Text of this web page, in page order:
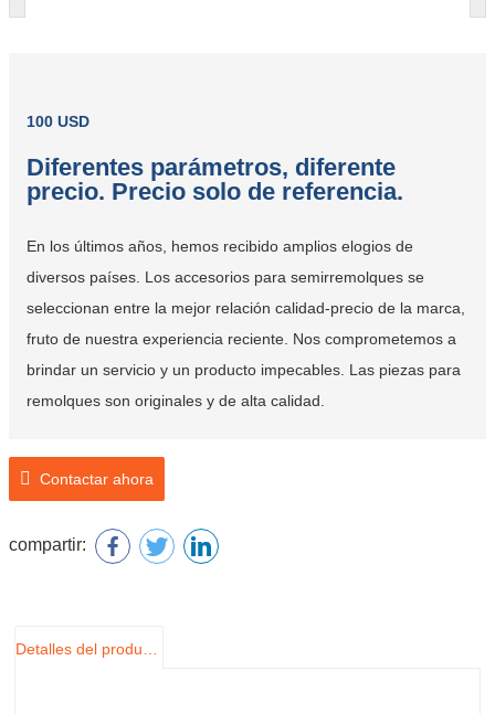
100 USD
Diferentes parámetros, diferente
precio. Precio solo de referencia.
En los últimos años, hemos recibido amplios elogios de
diversos países. Los accesorios para semirremolques se
seleccionan entre la mejor relación calidad-precio de la marca,
fruto de nuestra experiencia reciente. Nos comprometemos a
brindar un servicio y un producto impecables. Las piezas para
remolques son originales y de alta calidad.
Nombre del producto: Eje de remolque
Contactar ahora
compartir: